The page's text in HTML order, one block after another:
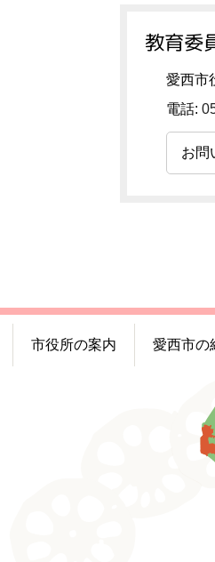
教育委
愛西市
電話:
お問
市役所の案内 愛西市の